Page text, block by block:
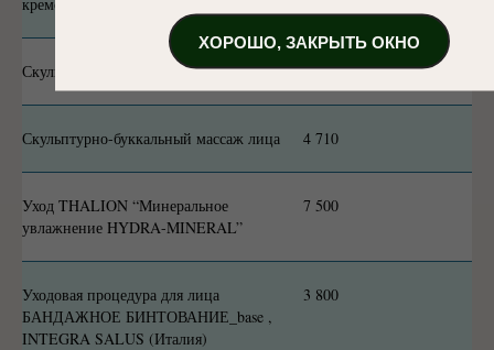
Скульптурирующий массаж лица 4 280
Скульптурно-буккальный массаж лица 4 710
Уход THALION “Минеральное
увлажнение HYDRA-MINERAL”
7 500
Уходовая процедура для лица
БАНДАЖНОЕ БИНТОВАНИЕ_base ,
INTEGRA SALUS (Италия)
3 800
ХОРОШО, ЗАКРЫТЬ ОКНО